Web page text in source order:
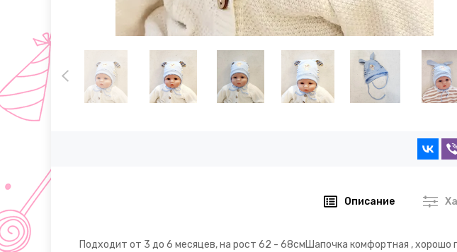
Описание
Подходит от 3 до 6 месяцев, на рост 62 - 68смШапочка комфортная , хорошо